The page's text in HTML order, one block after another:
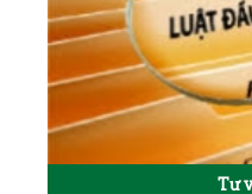
Tư